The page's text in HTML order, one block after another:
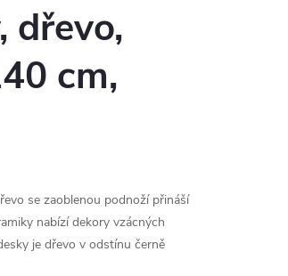
dřevo,
cm,
se zaoblenou podnoží přináší
nabízí dekory vzácných
je dřevo v odstínu černě